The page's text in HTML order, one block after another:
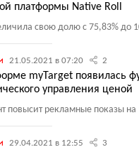
платформы Native Roll
свою долю с 75,83% до
21.05.2021 в 07:20 2
myTarget появилась
управления ценой
повысит рекламные показы на
29.04.2021 в 12:55 3